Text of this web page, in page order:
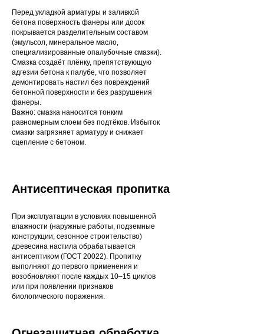
Перед укладкой арматуры и заливкой
бетона поверхность фанеры или досок
покрывается разделительным составом
(эмульсол, минеральное масло,
специализированные опалубочные смазки).
Смазка создаёт плёнку, препятствующую
адгезии бетона к палубе, что позволяет
демонтировать настил без повреждений
бетонной поверхности и без разрушения
фанеры.
Важно: смазка наносится тонким
равномерным слоем без подтёков. Избыток
смазки загрязняет арматуру и снижает
сцепление с бетоном.
Антисептическая пропитка
При эксплуатации в условиях повышенной
влажности (наружные работы, подземные
конструкции, сезонное строительство)
древесина настила обрабатывается
антисептиком (ГОСТ 20022). Пропитку
выполняют до первого применения и
возобновляют после каждых 10–15 циклов
или при появлении признаков
биологического поражения.